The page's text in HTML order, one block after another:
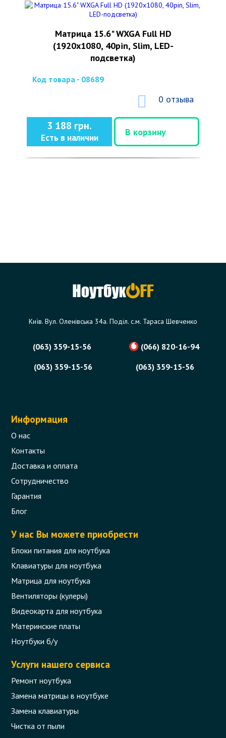
Матрица 15.6" WXGA Full HD
(1920x1080, 40pin, Slim, LED-
подсветка)
Код товара - 08689
0 отзыва
3 188 грн.
Есть в наличии
В корзину
Київ. Вул. Оленівська 34а. Поділ. с.м. Тараса Шевченко
(063) 359-15-56
(066) 820-16-94
(063) 359-15-56
(063) 359-15-56
Информация
О нас
Контакты
Доставка и оплата
Сотрудничество
Гарантия
Блог
У нас Вы можете приобрести
Блоки питания для ноутбука
Клавиатуры для ноутбука
Матрица для ноутбука
Вентиляторы (кулеры)
Видеокарта для ноутбука
Материнские платы
Ноутбуки б/у
Услуги нашего сервиса
Ремонт ноутбука
Замена матрицы в ноутбуке
Замена клавиатуры
Чистка от пыли